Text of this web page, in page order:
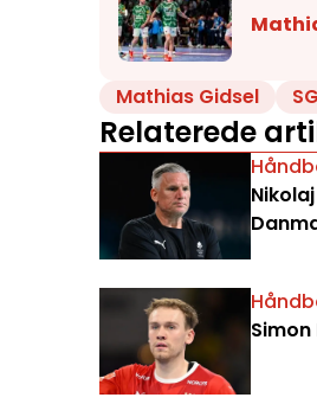
Mathias Gidsel
Relaterede